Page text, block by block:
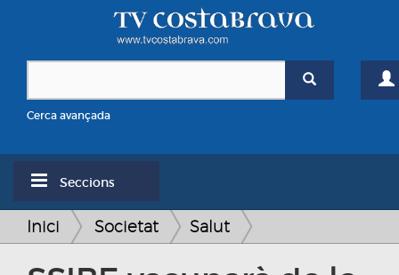
Cerca avançada
Seccions
Inici Societat Salut